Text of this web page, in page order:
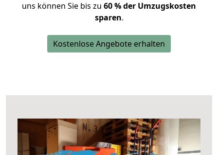
uns können Sie bis zu 60 % der Umzugskosten
sparen.
Kostenlose Angebote erhalten